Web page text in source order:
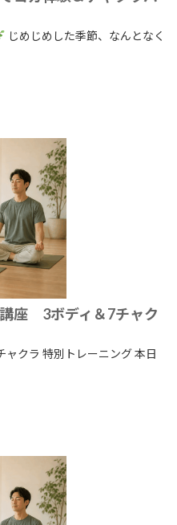
じめじめした季節、なんとなく
座 3ボディ＆7チャク
クラ 特別トレーニング 本日